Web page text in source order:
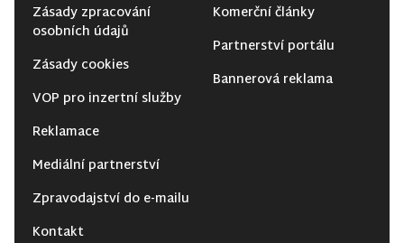
Zásady zpracování
osobních údajů
Zásady cookies
VOP pro inzertní služby
Reklamace
Mediální partnerství
Zpravodajství do e-mailu
Kontakt
Komerční články
Partnerství portálu
Bannerová reklama